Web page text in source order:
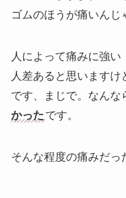
ゴムのほうが痛いんじ
人によって痛みに強
人差あると思います
です、まじで。なんな
かった です。
そんな程度の痛みだっ